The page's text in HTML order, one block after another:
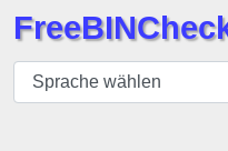
BIN
Prüfer